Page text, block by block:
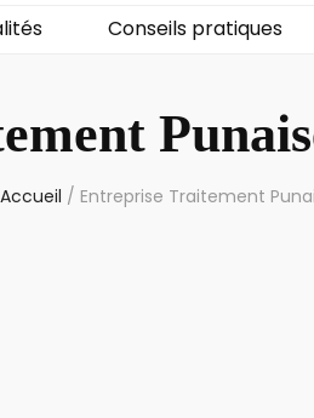
Conseils pratiques
Accueil / Entreprise Traitement